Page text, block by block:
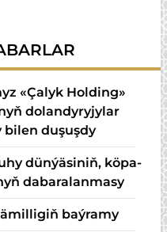
«Çalyk Holding»
dolandyryjylar
bilen duşuşdy
dün­ýä­si­niň, kö­pa­
da­ba­ra­lan­ma­sy
baýramy